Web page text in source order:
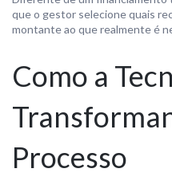
que o gestor selecione quais
montante ao que realmente é
Como a
Processo